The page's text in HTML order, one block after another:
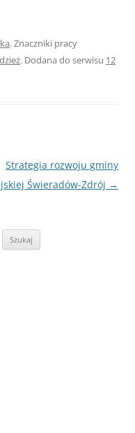
. Znaczniki pracy
. Dodana do serwisu 12
Strategia rozwoju gminy
Świeradów-Zdrój →